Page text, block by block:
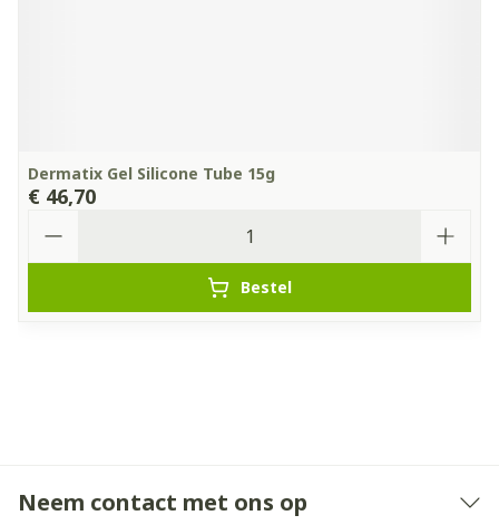
Dermatix Gel Silicone Tube 15g
€ 46,70
Bestel
Neem contact met ons op